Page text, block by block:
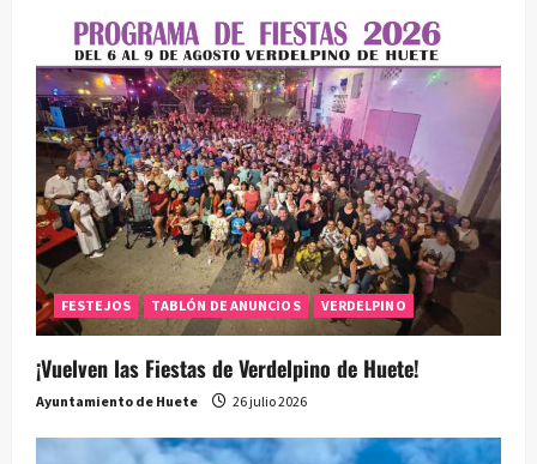
FESTEJOS TABLÓN DE ANUNCIOS VERDELPINO
¡Vuelven las Fiestas de Verdelpino de Huete!
Ayuntamiento de Huete 26 julio 2026